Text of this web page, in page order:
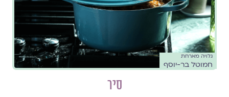
גלויה מארחת
חמוטל בר-יוסף
סיר